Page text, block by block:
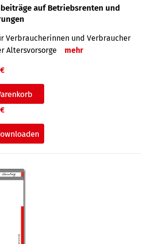
auf Betriebsrenten und
Verbraucherinnen und Verbraucher
Altersvorsorge
mehr